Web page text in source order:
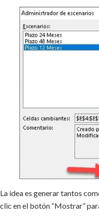
La idea es generar tantos
clic en el botón “Mostrar”